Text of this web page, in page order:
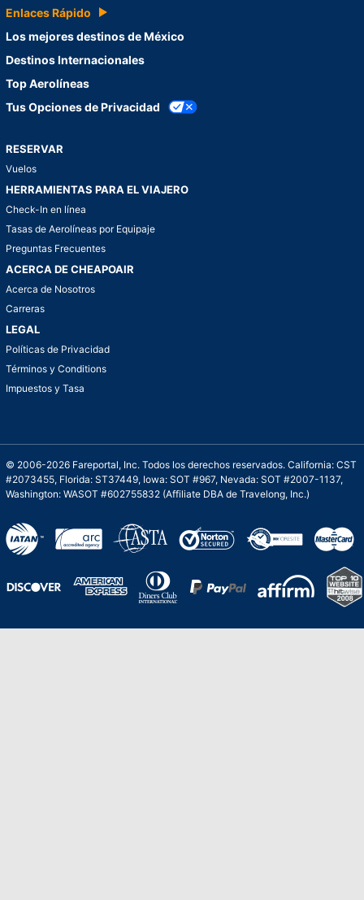
Enlaces Rápido
Los mejores destinos de México
Destinos Internacionales
Top Aerolíneas
Tus Opciones de Privacidad
RESERVAR
Vuelos
HERRAMIENTAS PARA EL VIAJERO
Check-In en línea
Tasas de Aerolíneas por Equipaje
Preguntas Frecuentes
ACERCA DE CHEAPOAIR
Acerca de Nosotros
Carreras
LEGAL
Políticas de Privacidad
Términos y Conditions
Impuestos y Tasa
© 2006-2026 Fareportal, Inc. Todos los derechos reservados. California: CST
#2073455, Florida: ST37449, Iowa: SOT #967, Nevada: SOT #2007-1137,
Washington: WASOT #602755832 (Affiliate DBA de Travelong, Inc.)